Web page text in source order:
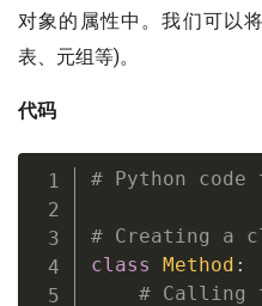
对象的属性中。我们可以
表、元组等)。
代码
# Python code
# Creating a
class
Method :
# Calling